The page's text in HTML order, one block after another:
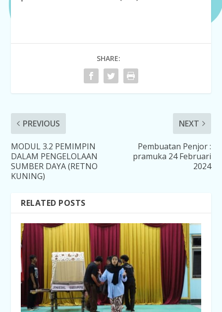
SHARE:
PREVIOUS
MODUL 3.2 PEMIMPIN
DALAM PENGELOLAAN
SUMBER DAYA (RETNO
KUNING)
NEXT
Pembuatan Penjor :
pramuka 24 Februari
2024
RELATED POSTS